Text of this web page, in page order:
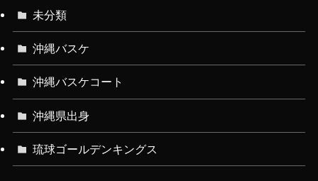
未分類
沖縄バスケ
沖縄バスケコート
沖縄県出身
琉球ゴールデンキングス